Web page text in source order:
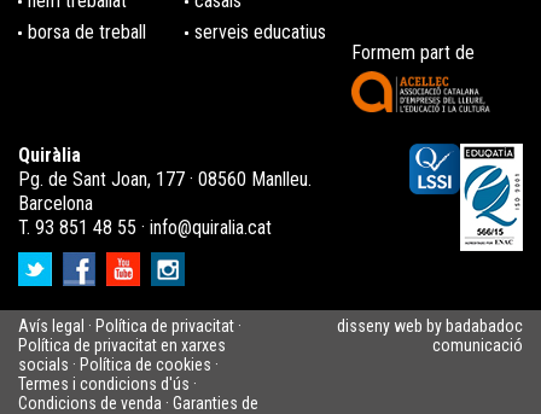
borsa de treball
serveis educatius
Formem part de
Quiràlia
Pg. de Sant Joan, 177 · 08560 Manlleu.
Barcelona
T. 93 851 48 55 · info@quiralia.cat
Avís legal · Política de privacitat ·
Política de privacitat en xarxes
socials · Política de cookies ·
Termes i condicions d'ús ·
Condicions de venda · Garanties de
disseny web by badabadoc
comunicació